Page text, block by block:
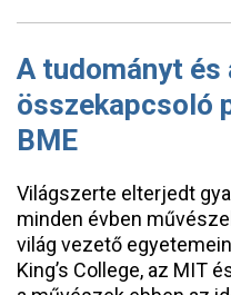
A tudományt
összekapcsoló
BME
Világszerte elterjedt
minden évben
világ vezető
King’s College, az MIT